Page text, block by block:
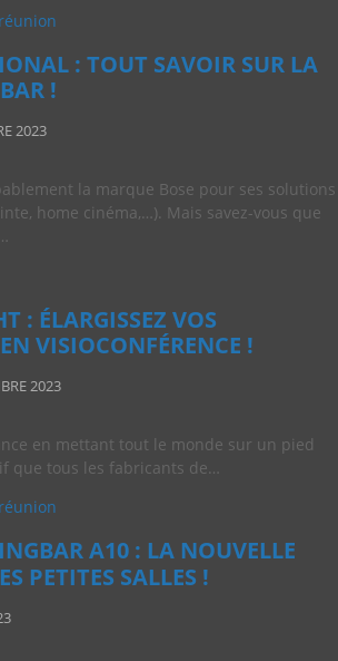
: TOUT SAVOIR SUR LA
!
2023
la marque Bose pour ses solutions
home cinéma,…). Mais savez-vous que
: ÉLARGISSEZ VOS
VISIOCONFÉRENCE !
2023
en mettant tout le monde sur un pied
que tous les fabricants de…
A10 : LA NOUVELLE
PETITES SALLES !